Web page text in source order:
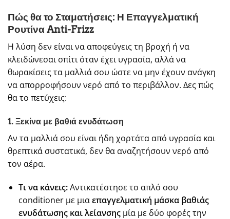
Πώς θα το Σταματήσεις: Η Επαγγελματική
Ρουτίνα Anti-Frizz
Η λύση δεν είναι να αποφεύγεις τη βροχή ή να
κλειδώνεσαι σπίτι όταν έχει υγρασία, αλλά να
θωρακίσεις τα μαλλιά σου ώστε να μην έχουν ανάγκη
να απορροφήσουν νερό από το περιβάλλον. Δες πώς
θα το πετύχεις:
1. Ξεκίνα με βαθιά ενυδάτωση
Αν τα μαλλιά σου είναι ήδη χορτάτα από υγρασία και
θρεπτικά συστατικά, δεν θα αναζητήσουν νερό από
τον αέρα.
Τι να κάνεις:Αντικατέστησε το απλό σου
conditioner με μιαεπαγγελματική μάσκα βαθιάς
ενυδάτωσης και λείανσηςμία με δύο φορές την